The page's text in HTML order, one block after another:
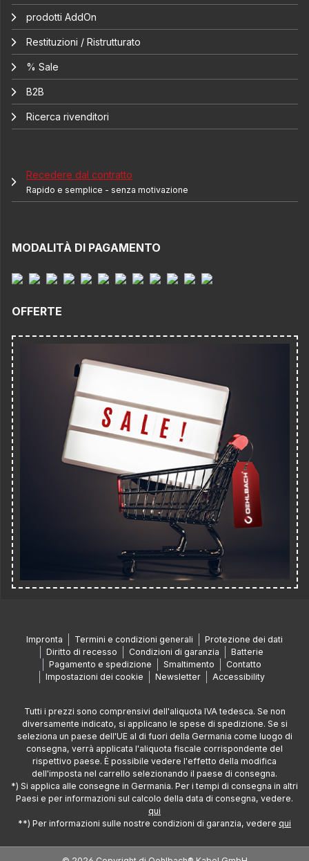
prodotti AddOn
Restituzioni / Ristrutturato
% Sale
B2B
Ricerca rivenditori
Recedere dal contratto
Rapido e semplice - senza motivazione
MODALITÀ DI PAGAMENTO
OFFERTE
Impronta Termini e condizioni generali
Protezione dei dati
Diritto di recesso
Condizioni di garanzia
Batterie
Pagamento e spedizione
Smaltimento
Contatto
Impostazioni dei cookie
Newsletter Accessibility
Tutti i prezzi sono comprensivi dell'aliquota IVA tedesca. Se non
diversamente indicato, si applicano le spese di spedizione. Se si
seleziona un paese dell'UE al di fuori della Germania come luogo di
consegna, verrà applicata l'aliquota fiscale corrispondente del
rispettivo paese. È possibile vedere l'effetto della modifica
dell'imposta nel carrello selezionando il paese di consegna.
*) Si applica alle consegne in Germania. Per i tempi di consegna in altri
Paesi e per informazioni sul calcolo della data di consegna, vedere.
qui
**) Per informazioni sulle nostre condizioni di garanzia, vedere qui